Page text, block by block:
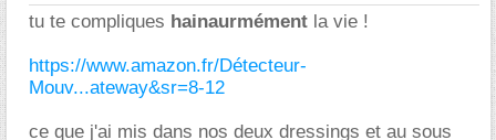
tu te compliques hainaurmément la vie !
https://www.amazon.fr/Détecteur-
Mouv...ateway&sr=8-12
ce que j'ai mis dans nos deux dressings et au sous